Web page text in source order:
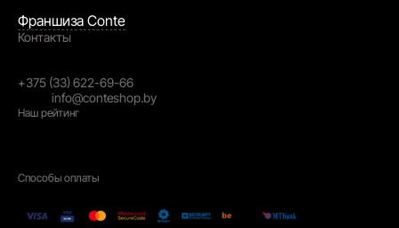
Франшиза Conte
Контакты
+375 (33) 622-69-66
info@conteshop.by
Наш рейтинг
Способы оплаты